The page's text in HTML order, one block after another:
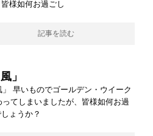
様如何お過ごし
記事を読む
」
」 早いものでゴールデン・ウイーク
ってしまいましたが、皆様如何お過
ょうか？